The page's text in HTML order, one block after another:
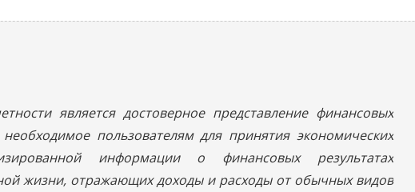
является достоверное представление финансовых
пользователям для принятия экономических
информации о финансовых результатах
жизни, отражающих доходы и расходы от обычных видов